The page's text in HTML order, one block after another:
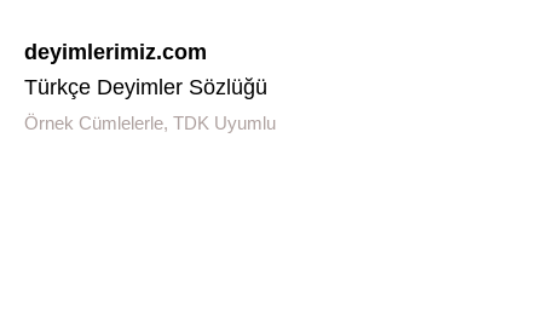
deyimlerimiz.com
Türkçe Deyimler Sözlüğü
Örnek Cümlelerle, TDK Uyumlu